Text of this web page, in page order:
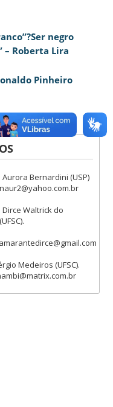
negro
– Roberta Lira
Pinheiro
Bernardini (USP)
Waltrick do
Medeiros (UFSC).